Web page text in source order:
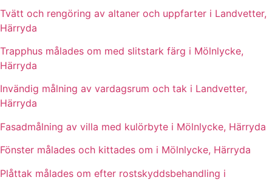
Tvätt och rengöring av altaner och uppfarter i Landvetter,
Härryda
Trapphus målades om med slitstark färg i Mölnlycke,
Härryda
Invändig målning av vardagsrum och tak i Landvetter,
Härryda
Fasadmålning av villa med kulörbyte i Mölnlycke, Härryda
Fönster målades och kittades om i Mölnlycke, Härryda
Plåttak målades om efter rostskyddsbehandling i